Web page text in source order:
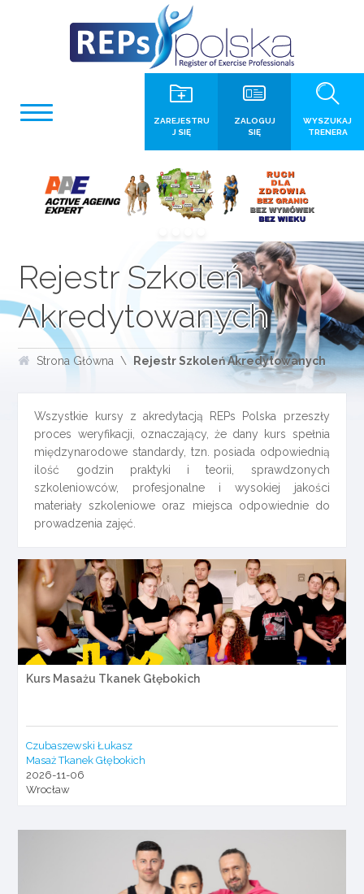
WYSZUKAJ
TRENERA
ZALOGUJ
SIĘ
ZAREJESTRU
J SIĘ
Rejestr Szkoleń
Akredytowanych
Strona Główna Rejestr Szkoleń Akredytowanych
Wszystkie kursy z akredytacją REPs Polska przeszły
proces weryfikacji, oznaczający, że dany kurs spełnia
międzynarodowe standardy, tzn. posiada odpowiednią
ilość godzin praktyki i teorii, sprawdzonych
szkoleniowców, profesjonalne i wysokiej jakości
materiały szkoleniowe oraz miejsca odpowiednie do
prowadzenia zajęć.
Kurs Masażu Tkanek Głębokich
Czubaszewski Łukasz
Masaż Tkanek Głębokich
2026-11-06
Wrocław